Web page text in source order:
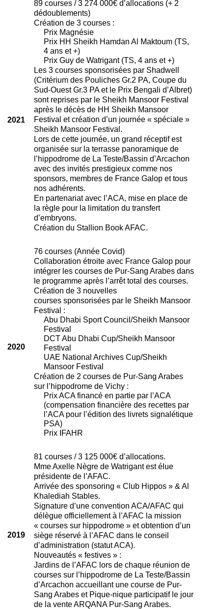
2021
89 courses / 3 274 000€ d’allocations (+ 2
dédoublements)
Création de 3 courses :
Prix Magnésie
Prix HH Sheikh Hamdan Al Maktoum (TS,
4 ans et +)
Prix Guy de Watrigant (TS, 4 ans et +)
Les 3 courses sponsorisées par Shadwell
(Critérium des Pouliches Gr.2 PA, Coupe du
Sud-Ouest Gr.3 PA et le Prix Bengali d’Albret)
sont reprises par le Sheikh Mansoor Festival
après le décès de HH Sheikh Mansoor
Festival et création d’un journée « spéciale »
Sheikh Mansoor Festival.
Lors de cette journée, un grand réceptif est
organisée sur la terrasse panoramique de
l’hippodrome de La Teste/Bassin d’Arcachon
avec des invités prestigieux comme nos
sponsors, membres de France Galop et tous
nos adhérents.
En partenariat avec l’ACA, mise en place de
la règle pour la limitation du transfert
d’embryons.
Création du Stallion Book AFAC.
2020
76 courses (Année Covid)
Collaboration étroite avec France Galop pour
intégrer les courses de Pur-Sang Arabes dans
le programme après l’arrêt total des courses.
Création de 3 nouvelles
courses sponsorisées par le Sheikh Mansoor
Festival :
Abu Dhabi Sport Council/Sheikh Mansoor
Festival
DCT Abu Dhabi Cup/Sheikh Mansoor
Festival
UAE National Archives Cup/Sheikh
Mansoor Festival
Création de 2 courses de Pur-Sang Arabes
sur l’hippodrome de Vichy :
Prix ACA financé en partie par l’ACA
(compensation financière des recettes par
l’ACA pour l’édition des livrets signalétique
PSA)
Prix IFAHR
2019
81 courses / 3 125 000€ d’allocations.
Mme Axelle Nègre de Watrigant est élue
présidente de l’AFAC.
Arrivée des sponsoring « Club Hippos » & Al
Khalediah Stables.
Signature d’une convention ACA/AFAC qui
délègue officiellement à l’AFAC la mission
« courses sur hippodrome » et obtention d’un
siège réservé à l’AFAC dans le conseil
d’administration (statut ACA).
Nouveautés « festives » :
Jardins de l’AFAC lors de chaque réunion de
courses sur l’hippodrome de La Teste/Bassin
d’Arcachon accueillant une course de Pur-
Sang Arabes et Pique-nique participatif le jour
de la vente ARQANA Pur-Sang Arabes.